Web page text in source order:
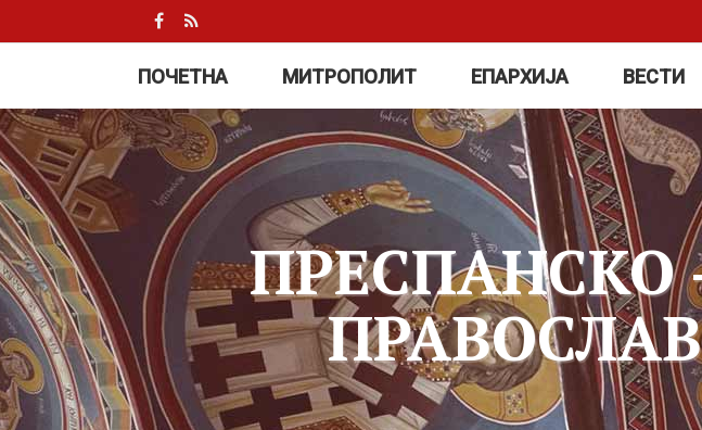
ПОЧЕТНА МИТРОПОЛИТ ЕПАРХИЈА ВЕСТИ
ПРЕСПАНСКО